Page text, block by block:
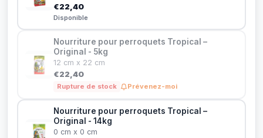
€22,40
Disponible
Nourriture pour perroquets Tropical –
Original - 5kg
12 cm x 22 cm
€22,40
Rupture de stock Prévenez-moi
Nourriture pour perroquets Tropical –
Original - 14kg
0 cm x 0 cm